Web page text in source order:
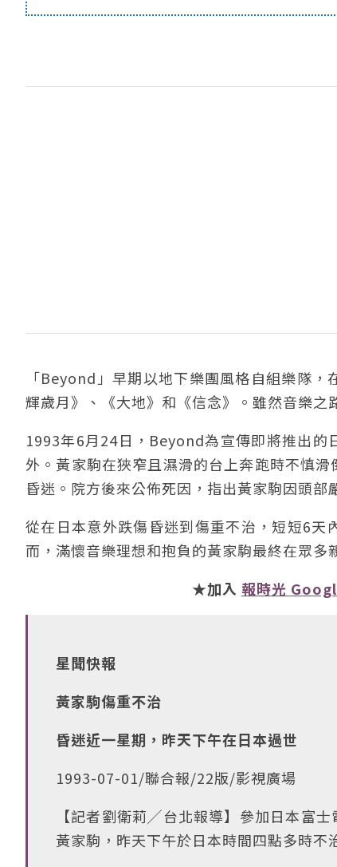
「Beyond」早期以地下樂團風格自組樂隊
輝歲月》、《大地》和《信念》。雖然音樂之
1993年6月24日，Beyond為宣傳即將推出的
外。黃家駒在狹窄且濕滑的台上奔跑時不慎
昏迷。院方後來公佈死因，指出黃家駒因頭
從在日本意外跌傷昏迷到傷重不治，短短6
而，滿懷音樂理想和抱負的黃家駒最終在眾多
★加入 報時光
星聞快報
黃家駒傷重不治
昏迷近一星期，昨天下午在日本過世
1993-07-01/聯合報/22版/影視廣場
【記者劉衛莉╱台北報導】參加日本富
黃家駒，昨天下午於日本時間四點多時不